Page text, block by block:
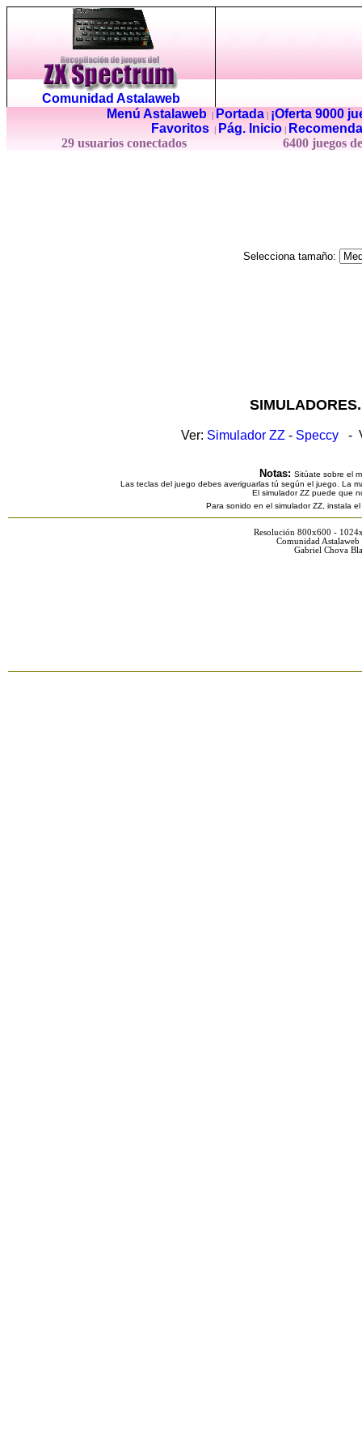
Comunidad Astalaweb
Menú Astalaweb| Portada|
¡Oferta 9000
Favoritos
Pág. Inicio
29 usuarios conectados
6400 juegos
Selecciona tamaño:
Ver: Simulador ZZ - Speccy -
Notas: Sitúate sobre el
Las teclas del juego debes averiguarlas tú según el juego. La
El simulador ZZ puede que
Para sonido en el simulador ZZ, instala
Resolución 800x600 -
Comunidad
Gabriel Chova